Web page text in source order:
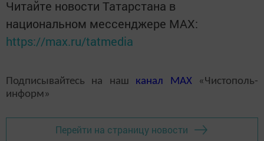
Читайте новости Татарстана в
национальном мессенджере MАХ:
https://max.ru/tatmedia
Подписывайтесь на наш канал MAX«Чистополь-
информ»
Перейти на страницу новости